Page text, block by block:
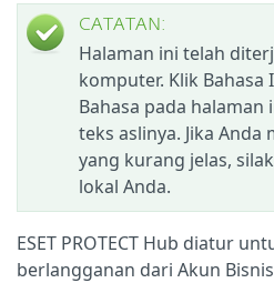
CATATAN:
Halaman ini telah
komputer. Klik
Bahasa pada
teks aslinya. Jika
yang kurang jelas,
lokal Anda.
ESET PROTECT Hub diatur
berlangganan dari Akun